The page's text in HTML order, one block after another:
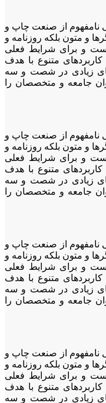
نامفهوم از صنعت چاپ و
و متون بلکه روزنامه و
و برای شرایط فعلی
کاربردهای متنوع با هدف
زیادی در شصت و سه
جامعه و متخصصان را
نامفهوم از صنعت چاپ و
و متون بلکه روزنامه و
و برای شرایط فعلی
کاربردهای متنوع با هدف
زیادی در شصت و سه
جامعه و متخصصان را
نامفهوم از صنعت چاپ و
و متون بلکه روزنامه و
و برای شرایط فعلی
کاربردهای متنوع با هدف
زیادی در شصت و سه
جامعه و متخصصان را
نامفهوم از صنعت چاپ و
و متون بلکه روزنامه و
و برای شرایط فعلی
کاربردهای متنوع با هدف
زیادی در شصت و سه